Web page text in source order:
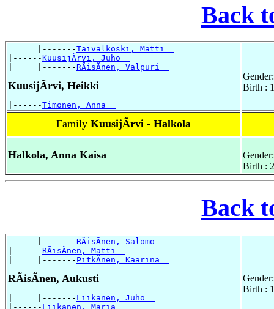
Back
      |-------
Taivalkoski, Matti
|------KuusijÃrvi, Juho
|     |-------RÃisÃnen, Valpuri
KuusijÃrvi, Heikki
|------Timonen, Anna
Birth :
Family KuusijÃrvi - Halkola
Halkola, Anna Kaisa
Birth :
Back
      |-------
RÃisÃnen, Salomo
|------RÃisÃnen, Matti
|     |------- PitkÃnen, Kaarina
RÃisÃnen, Aukusti
|     |------- Liikanen, Juho
|------ Liikanen, Maria
Birth :